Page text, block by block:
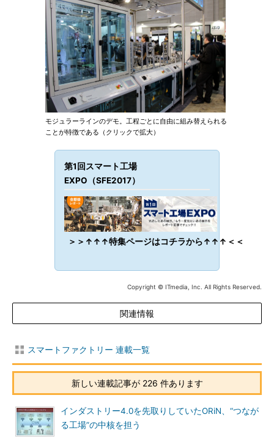
モジュラーラインのデモ。工程ごとに自由に組み替えられる
ことが特徴である（クリックで拡大）
第1回スマート工場
EXPO（SFE2017）
＞＞↑↑↑特集ページはコチラから↑↑↑＜＜
Copyright © ITmedia, Inc. All Rights Reserved.
関連情報
スマートファクトリー 連載一覧
新しい連載記事が 226 件あります
インダストリー4.0を先取りしていたORiN、“つなが
る工場”の中核を担う